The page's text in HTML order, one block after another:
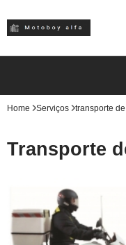
Home Serviços transporte
Transporte